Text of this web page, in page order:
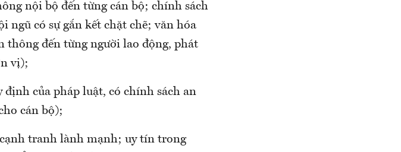
nội bộ đến từng cán bộ; chính sách
ngũ có sự gắn kết chặt chẽ; văn hóa
thông đến từng người lao động, phát
vị);
của pháp luật, có chính sách an
cán bộ);
tranh lành mạnh; uy tín trong